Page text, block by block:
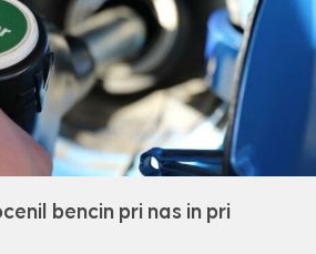
bencin pri nas in pri